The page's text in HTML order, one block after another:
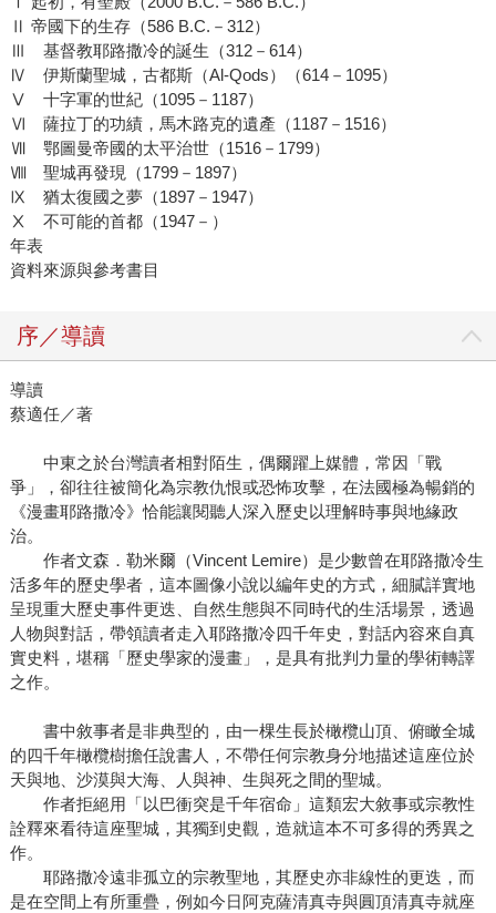
Ⅱ 帝國下的生存（586 B.C.－312）
Ⅲ 基督教耶路撒冷的誕生（312－614）
Ⅳ 伊斯蘭聖城，古都斯（Al-Qods）（614－1095）
Ⅴ 十字軍的世紀（1095－1187）
Ⅵ 薩拉丁的功績，馬木路克的遺產（1187－1516）
Ⅶ 鄂圖曼帝國的太平治世（1516－1799）
Ⅷ 聖城再發現（1799－1897）
Ⅸ 猶太復國之夢（1897－1947）
Ⅹ 不可能的首都（1947－）
年表
資料來源與參考書目
序／導讀
導讀
蔡適任／著
中東之於台灣讀者相對陌生，偶爾躍上媒體，常因「戰
爭」，卻往往被簡化為宗教仇恨或恐怖攻擊，在法國極為暢銷的
《漫畫耶路撒冷》恰能讓閱聽人深入歷史以理解時事與地緣政
治。
作者文森．勒米爾（Vincent Lemire）是少數曾在耶路撒冷生
活多年的歷史學者，這本圖像小說以編年史的方式，細膩詳實地
呈現重大歷史事件更迭、自然生態與不同時代的生活場景，透過
人物與對話，帶領讀者走入耶路撒冷四千年史，對話內容來自真
實史料，堪稱「歷史學家的漫畫」，是具有批判力量的學術轉譯
之作。
書中敘事者是非典型的，由一棵生長於橄欖山頂、俯瞰全城
的四千年橄欖樹擔任說書人，不帶任何宗教身分地描述這座位於
天與地、沙漠與大海、人與神、生與死之間的聖城。
作者拒絕用「以巴衝突是千年宿命」這類宏大敘事或宗教性
詮釋來看待這座聖城，其獨到史觀，造就這本不可多得的秀異之
作。
耶路撒冷遠非孤立的宗教聖地，其歷史亦非線性的更迭，而
是在空間上有所重疊，例如今日阿克薩清真寺與圓頂清真寺就座